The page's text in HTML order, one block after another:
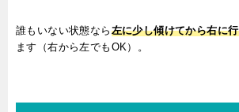
誰もいない状態なら 左に少し傾けてから右に
ます（右から左でもOK）。